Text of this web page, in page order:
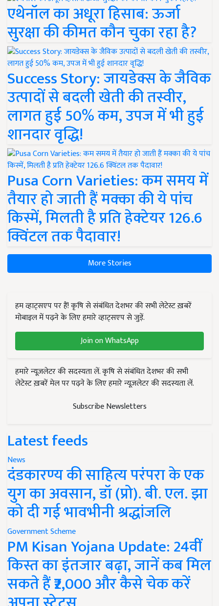
एथेनॉल का अधूरा हिसाब: ऊर्जा
सुरक्षा की कीमत कौन चुका रहा है?
Success Story: जायडेक्स के जैविक
उत्पादों से बदली खेती की तस्वीर,
लागत हुई 50% कम, उपज में भी हुई
शानदार वृद्धि!
Pusa Corn Varieties: कम समय में
तैयार हो जाती हैं मक्का की ये पांच
किस्में, मिलती है प्रति हेक्टेयर 126.6
क्विंटल तक पैदावार!
More Stories
हम व्हाट्सएप पर हैं! कृषि से संबंधित देशभर की सभी लेटेस्ट ख़बरें
मोबाइल में पढ़ने के लिए हमारे व्हाट्सएप से जुड़ें.
Join on WhatsApp
हमारे न्यूज़लेटर की सदस्यता लें. कृषि से संबंधित देशभर की सभी
लेटेस्ट ख़बरें मेल पर पढ़ने के लिए हमारे न्यूज़लेटर की सदस्यता लें.
Subscribe Newsletters
Latest feeds
News
दंडकारण्य की साहित्य परंपरा के एक
युग का अवसान, डॉ (प्रो). बी. एल. झा
को दी गई भावभीनी श्रद्धांजलि
Government Scheme
PM Kisan Yojana Update: 24वीं
किस्त का इंतजार बढ़ा, जानें कब मिल
सकते हैं ₹2,000 और कैसे चेक करें